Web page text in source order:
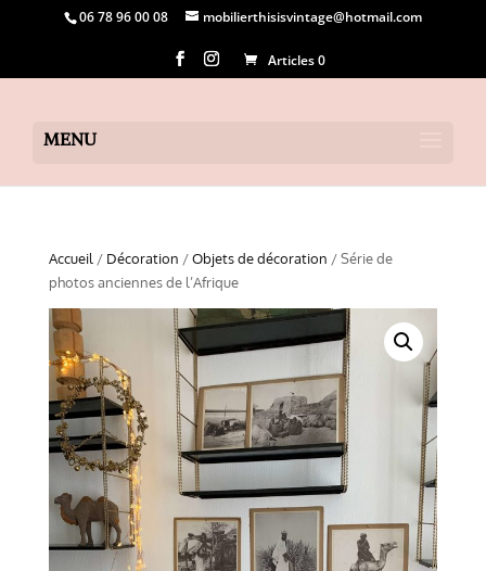
06 78 96 00 08 mobilierthisisvintage@hotmail.com
Articles 0
Accueil / Décoration /Objets de décoration / Série de
photos anciennes de l’Afrique